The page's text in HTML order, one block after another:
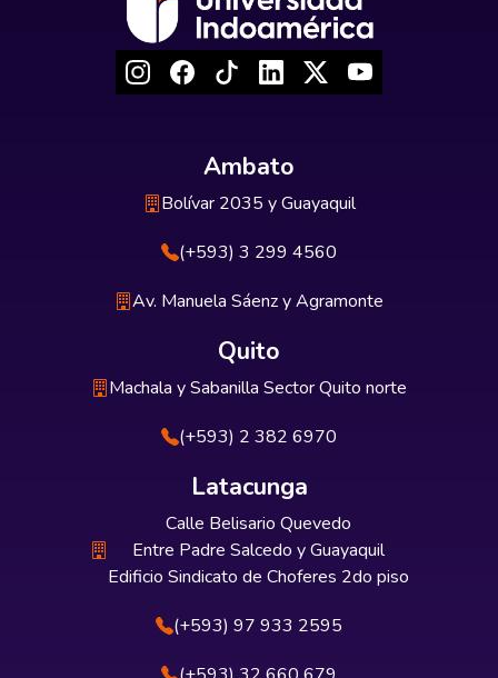
Ambato
Bolívar 2035 y Guayaquil
(+593) 3 299 4560
Av. Manuela Sáenz y Agramonte
Quito
Machala y Sabanilla Sector Quito norte
(+593) 2 382 6970
Latacunga
Calle Belisario Quevedo
Entre Padre Salcedo y Guayaquil
Edificio Sindicato de Choferes 2do piso
(+593) 97 933 2595